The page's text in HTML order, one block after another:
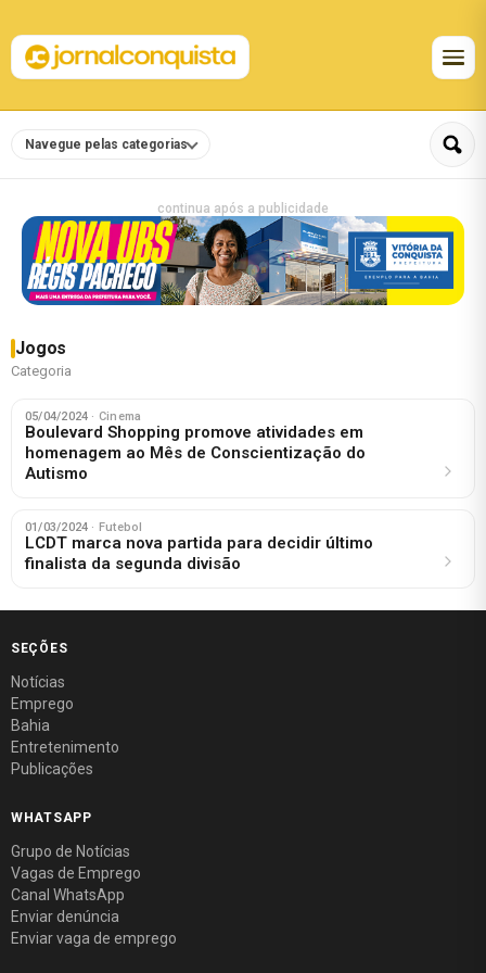
Navegue pelas categorias
continua após a publicidade
Jogos
Categoria
05/04/2024 · Cinema
Boulevard Shopping promove atividades em
homenagem ao Mês de Conscientização do
Autismo
01/03/2024 · Futebol
LCDT marca nova partida para decidir último
finalista da segunda divisão
SEÇÕES
Notícias
Emprego
Bahia
Entretenimento
Publicações
WHATSAPP
Grupo de Notícias
Vagas de Emprego
Canal WhatsApp
Enviar denúncia
Enviar vaga de emprego